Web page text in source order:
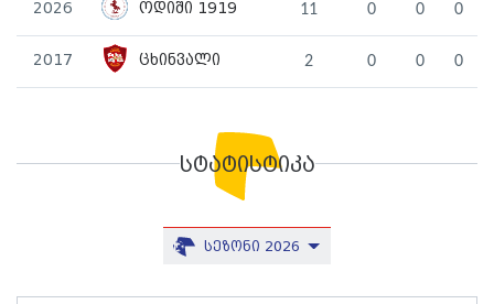
2026 ოდიში 1919 11 0 0 0
2017 ცხინვალი 2 0 0 0
სტატისტიკა
სეზონი 2026